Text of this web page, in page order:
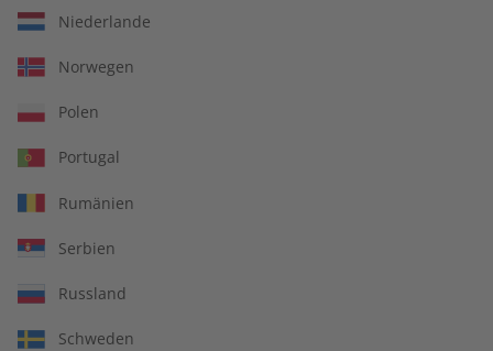
Jahrgang 2023
€ 99,90
Niederlande
Norwegen
Polen
Portugal
Rumänien
Serbien
Russland
Schweden